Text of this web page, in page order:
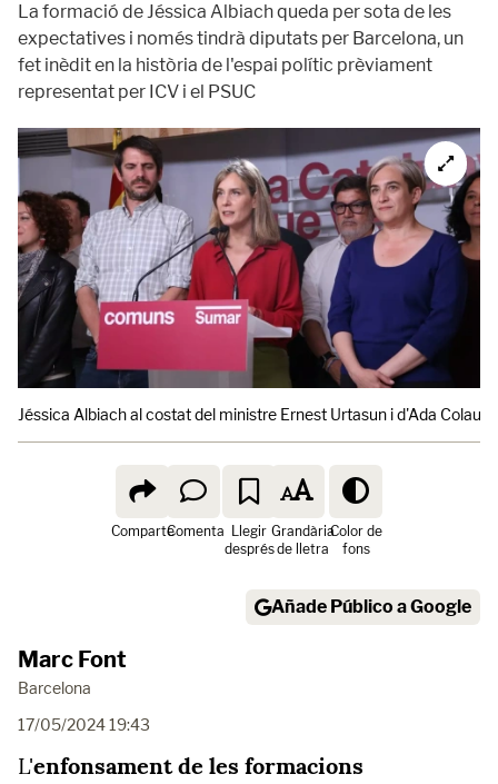
La formació de Jéssica Albiach queda per sota de les
expectatives i només tindrà diputats per Barcelona, un
fet inèdit en la història de l'espai polític prèviament
representat per ICV i el PSUC
Jéssica Albiach al costat del ministre Ernest Urtasun i d'Ada Colau
ComparteComenta Llegir
després
Grandària
de lletra
Color de
fons
Añade Público a Google
Marc Font
Barcelona
17/05/2024 19:43
L'enfonsament de les formacions